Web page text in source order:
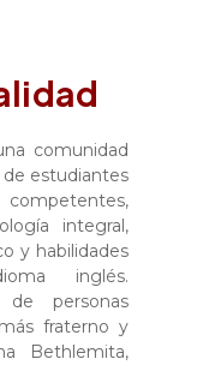
comunidad
estudiantes
integral,
y habilidades
inglés.
de personas
fraterno y
Bethlemita,